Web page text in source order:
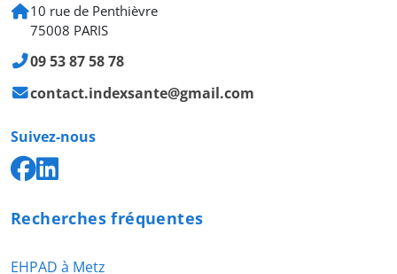
10 rue de Penthièvre
75008 PARIS
09 53 87 58 78
contact.indexsante@gmail.com
Suivez-nous
Recherches fréquentes
EHPAD à Metz